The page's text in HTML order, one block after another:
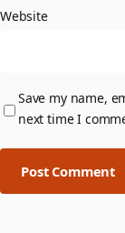
Website
Save my name,
next time I